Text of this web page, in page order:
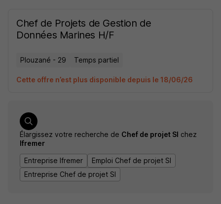
Chef de Projets de Gestion de
Données Marines H/F
Plouzané - 29 Temps partiel
Cette offre n’est plus disponible depuis le 18/06/26
Élargissez votre recherche de Chef de projet SI chez
Ifremer
Entreprise Ifremer
Emploi Chef de projet SI
Entreprise Chef de projet SI